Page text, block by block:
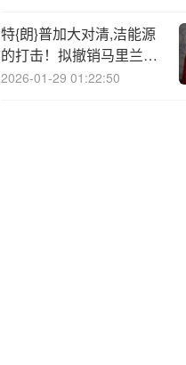
特{朗}普加大对清,洁能源
的打击！拟撤销马里兰州
60亿美元风电项目
2026-01-29 01:22:50